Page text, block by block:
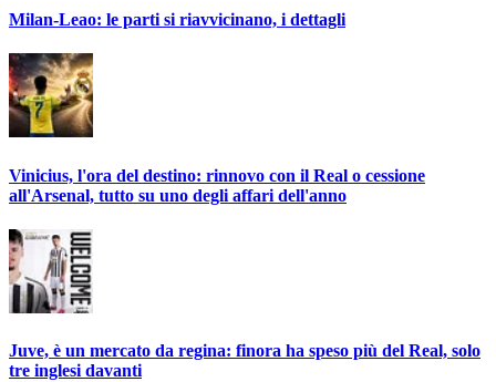
Milan-Leao: le parti si riavvicinano, i dettagli
Vinicius, l'ora del destino: rinnovo con il Real o cessione
all'Arsenal, tutto su uno degli affari dell'anno
Juve, è un mercato da regina: finora ha speso più del Real, solo
tre inglesi davanti